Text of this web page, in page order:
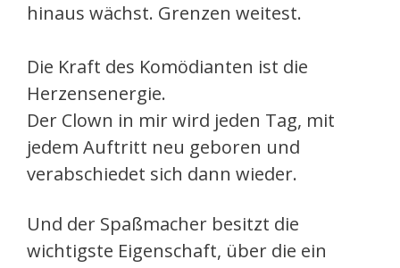
hinaus wächst. Grenzen weitest.
Die Kraft des Komödianten ist die
Herzensenergie.
Der Clown in mir wird jeden Tag, mit
jedem Auftritt neu geboren und
verabschiedet sich dann wieder.
Und der Spaßmacher besitzt die
wichtigste Eigenschaft, über die ein